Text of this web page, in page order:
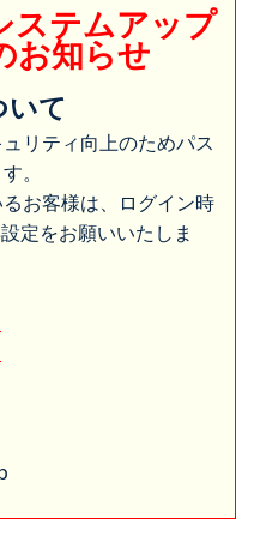
ステムアップ
お知らせ
て
リティ向上のためパス
。
お客様は、ログイン時
定をお願いいたしま